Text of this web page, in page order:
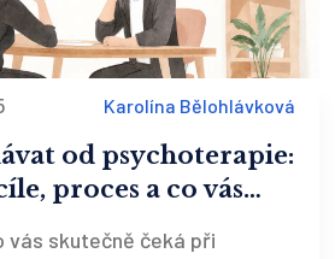
Karolína Bělohlávková
od psychoterapie:
proces a co vás
vás skutečně čeká při